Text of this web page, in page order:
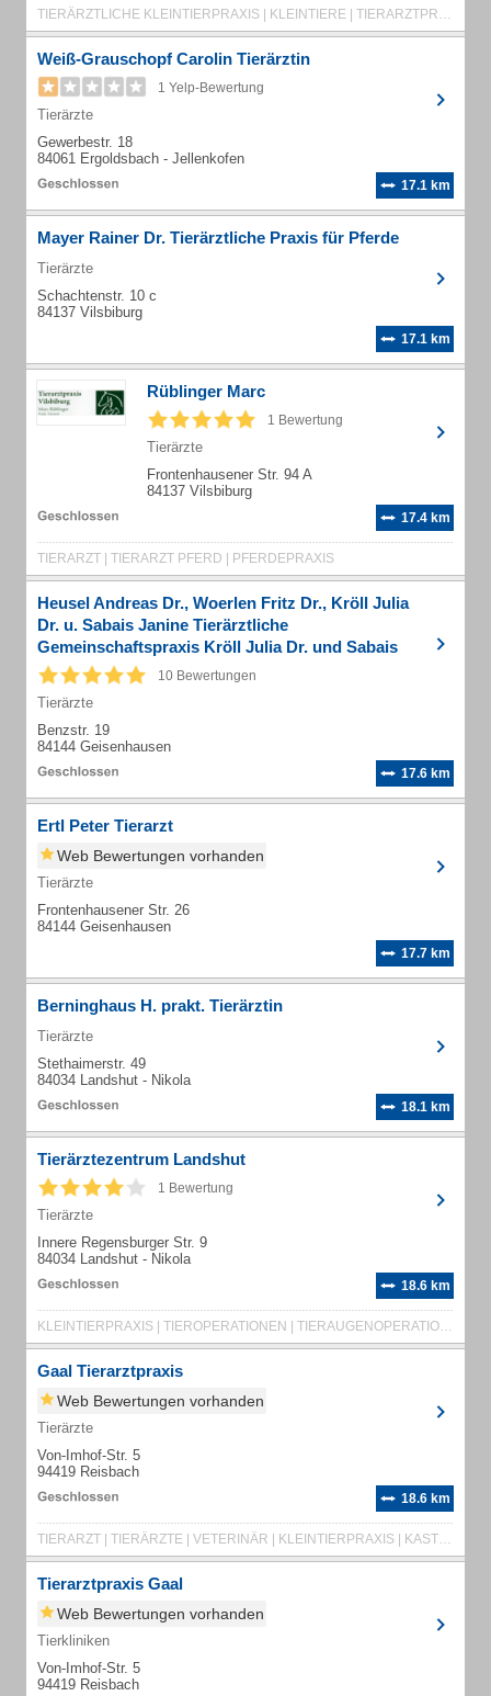
TIERÄRZTLICHE KLEINTIERPRAXIS | KLEINTIERE | TIERARZTPRAXIS | TIERÄRZTLICHE PRAXIS | TIERARZT | ULTRASCHALL | NOTFALL | CHIRURGIE | PRAXIS | HAUSBESUCH | OSTEOPATHIE | KOI | ÄRZTE | TIERÄRZTE
Weiß-Grauschopf Carolin Tierärztin
1 Yelp-Bewertung
Tierärzte
Gewerbestr. 18
84061 Ergoldsbach - Jellenkofen
17.1 km
Mayer Rainer Dr. Tierärztliche Praxis für Pferde
Tierärzte
Schachtenstr. 10 c
84137 Vilsbiburg
17.1 km
Rüblinger Marc
1 Bewertung
Tierärzte
Frontenhausener Str. 94 A
84137 Vilsbiburg
17.4 km
TIERARZT | TIERARZT PFERD | PFERDEPRAXIS
Heusel Andreas Dr., Woerlen Fritz Dr., Kröll Julia
Dr. u. Sabais Janine Tierärztliche
Gemeinschaftspraxis Kröll Julia Dr. und Sabais
Janine
10 Bewertungen
Tierärzte
Benzstr. 19
84144 Geisenhausen
17.6 km
Ertl Peter Tierarzt
Web Bewertungen vorhanden
Tierärzte
Frontenhausener Str. 26
84144 Geisenhausen
17.7 km
Berninghaus H. prakt. Tierärztin
Tierärzte
Stethaimerstr. 49
84034 Landshut - Nikola
18.1 km
Tierärztezentrum Landshut
1 Bewertung
Tierärzte
Innere Regensburger Str. 9
84034 Landshut - Nikola
18.6 km
KLEINTIERPRAXIS | TIEROPERATIONEN | TIERAUGENOPERATIONEN | HUNDETIERARZT | KATZENTIERARZT | HEIMTIERARZT | TIERARZTPRAXIS | TIERORTHOPÄDIE | TIERÄRZTE | ÄRZTE
Gaal Tierarztpraxis
Web Bewertungen vorhanden
Tierärzte
Von-Imhof-Str. 5
94419 Reisbach
18.6 km
TIERARZT | TIERÄRZTE | VETERINÄR | KLEINTIERPRAXIS | KASTRATION | STERILISATION | TIERARZTPRAXIS | GAAL
Tierarztpraxis Gaal
Web Bewertungen vorhanden
Tierkliniken
Von-Imhof-Str. 5
94419 Reisbach